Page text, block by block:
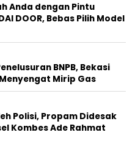
Anda dengan Pintu
DOOR, Bebas Pilih Model
BNPB, Bekasi
Mirip Gas
Polisi, Propam Didesak
Kombes Ade Rahmat